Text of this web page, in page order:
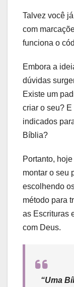
Talvez você
com
funciona o
Embora a
dúvidas
Existe um
criar o seu?
indicados
Bíblia?
Portanto,
montar o seu
escolhendo
método para
as Escrituras
com Deus.
“Uma